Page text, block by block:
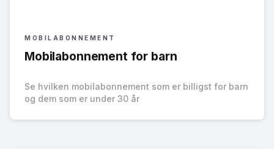
MOBILABONNEMENT
Mobilabonnement for barn
Se hvilken mobilabonnement som er billigst for barn
og dem som er under 30 år